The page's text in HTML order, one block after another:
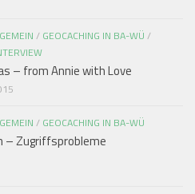
/ GEOCACHING IN BA-WÜ /
– from Annie with Love
/ GEOCACHING IN BA-WÜ
– Zugriffsprobleme